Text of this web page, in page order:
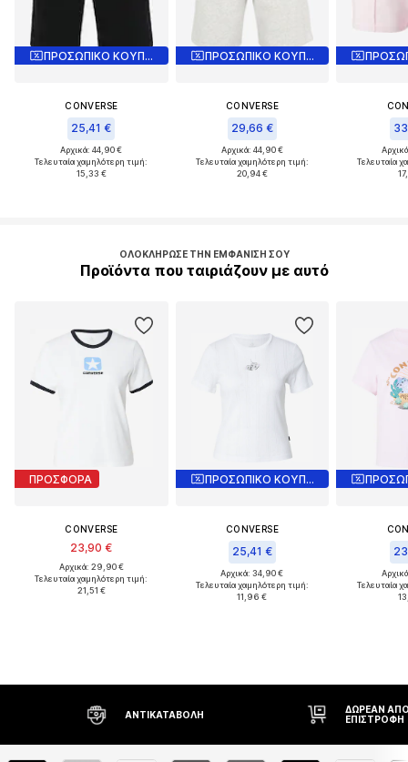
ΠΡΟΣΩΠΙΚΟ ΚΟΥΠΟΝΙ
CONVERSE
25,41 €
Αρχικά: 44,90 €
Τελευταία χαμηλότερη τιμή:
15,33 €
ΠΡΟΣΩΠΙΚΟ ΚΟΥΠΟΝΙ
CONVERSE
29,66 €
Αρχικά: 44,90 €
Τελευταία χαμηλότερη τιμή:
20,94 €
Τελευταία
ΟΛΟΚΛΉΡΩΣΕ ΤΗΝ ΕΜΦΆΝΙΣΉ ΣΟΥ
Προϊόντα που ταιριάζουν με αυτό
ΠΡΟΣΦΟΡΑ
CONVERSE
23,90 €
Αρχικά: 29,90 €
Τελευταία χαμηλότερη τιμή:
21,51 €
ΠΡΟΣΩΠΙΚΟ ΚΟΥΠΟΝΙ
CONVERSE
25,41 €
Αρχικά: 34,90 €
Τελευταία χαμηλότερη τιμή:
11,96 €
Τελευταία
ΔΩΡΕΆΝ ΑΠΟΣΤΟΛΉ* ΚΑΙ
ΕΠΙΣΤΡΟΦΉ
ΔΙΚΑΊΩΜΑ
ΗΜΕΡΏΝ